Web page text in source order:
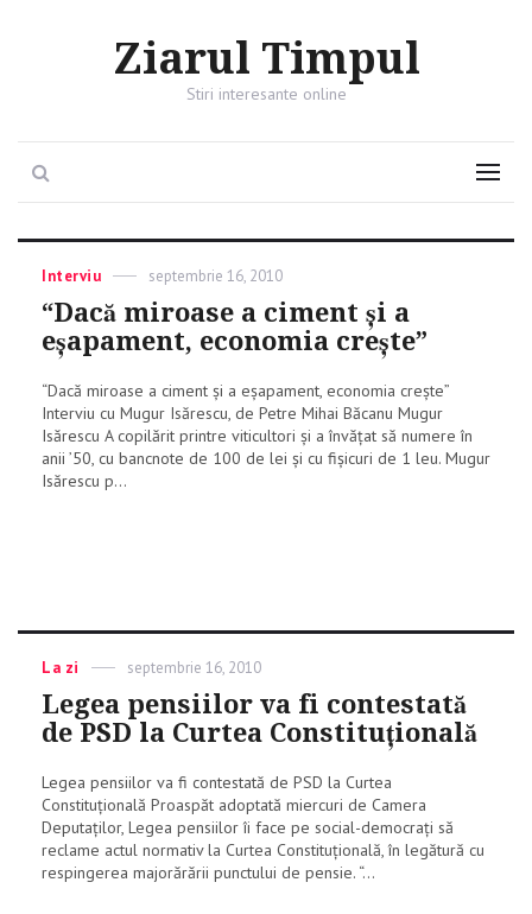
Ziarul Timpul
Stiri interesante online
Menu
Categories
Interviu
Posted
on
septembrie 16, 2010
“Dacă miroase a ciment și a
eșapament, economia crește”
“Dacă miroase a ciment și a eșapament, economia crește”
Interviu cu Mugur Isărescu, de Petre Mihai Băcanu Mugur
Isărescu A copilărit printre viticultori și a învățat să numere în
anii ’50, cu bancnote de 100 de lei și cu fișicuri de 1 leu. Mugur
Isărescu p...
Categories
La zi
Posted
septembrie 16, 2010
Legea pensiilor va fi contestată
de PSD la Curtea Constituțională
Legea pensiilor va fi contestată de PSD la Curtea
Constituțională Proaspăt adoptată miercuri de Camera
Deputaților, Legea pensiilor îi face pe social-democrați să
reclame actul normativ la Curtea Constituțională, în legătură cu
respingerea majorărării punctului de pensie. “...